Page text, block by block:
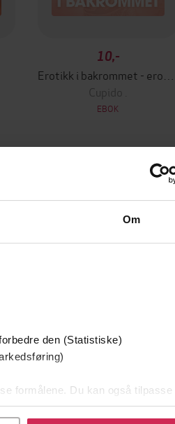
Om
den (Statistiske)
formålene. Du kan også tilpasse
trekke tilbake eller endre ditt
10,-
Cupido .
EBOK